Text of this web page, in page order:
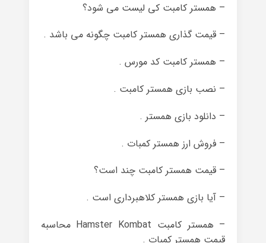
– همستر کامبت کی لیست می شود؟
– قیمت گذاری همستر کامبت چگونه می باشد .
– همستر کامبت کد مورس .
– نصب بازی همستر کامبت .
– دانلود بازی همستر .
– فروش ارز همستر کمبات .
– قیمت همستر کامبت چند است؟
– آیا بازی همستر کلاهبرداری است .
– همستر کامبت Hamster Kombat محاسبه
قیمت همستر کمبات .